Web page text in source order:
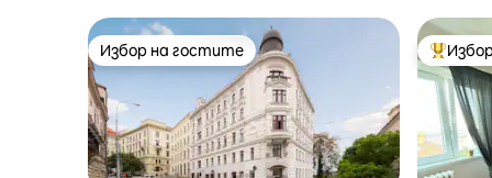
Избор на гостите
Избор на гостите Най-